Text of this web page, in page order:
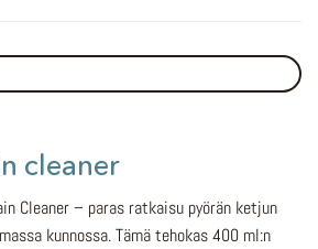
cleaner
Cleaner – paras ratkaisu pyörän ketjun
kunnossa. Tämä tehokas 400 ml:n